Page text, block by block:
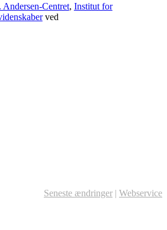
Centret, Institut for
ved
Seneste ændringer | Webservice